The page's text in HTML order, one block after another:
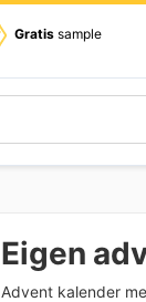
Gratis sample
Eigen
Advent kalender